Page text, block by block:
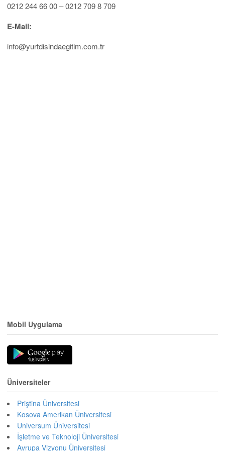
0212 244 66 00 – 0212 709 8 709
E-Mail:
info@yurtdisindaegitim.com.tr
Mobil Uygulama
Üniversiteler
Priştina Üniversitesi
Kosova Amerikan Üniversitesi
Universum Üniversitesi
İşletme ve Teknoloji Üniversitesi
Avrupa Vizyonu Üniversitesi